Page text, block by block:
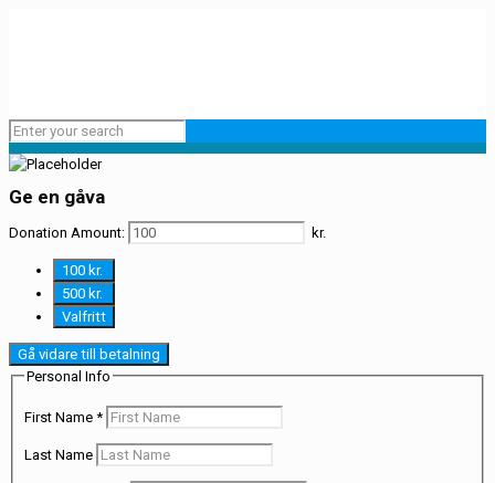
Ge en gåva
Donation Amount: kr.
100 kr.
500 kr.
Valfritt
Gå vidare till betalning
Personal Info
First Name *
Last Name